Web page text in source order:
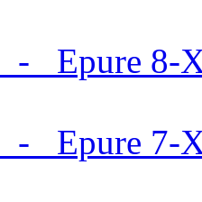
- Epure 8-
- Epure 7-